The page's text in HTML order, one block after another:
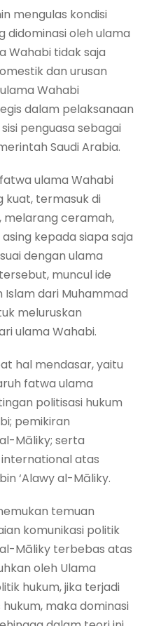
mengulas kondisi
didominasi oleh ulama
Wahabi tidak saja
dan urusan
Wahabi
dalam pelaksanaan
penguasa sebagai
Saudi Arabia.
ulama Wahabi
termasuk di
melarang ceramah,
kepada siapa saja
dengan ulama
muncul ide
dari Muhammad
meluruskan
ulama Wahabi.
hal mendasar, yaitu
fatwa ulama
politisasi hukum
pemikiran
Māliky; serta
atas
‘Alawy al-Māliky.
temuan
komunikasi politik
Māliky terbebas atas
oleh Ulama
hukum, jika terjadi
maka dominasi